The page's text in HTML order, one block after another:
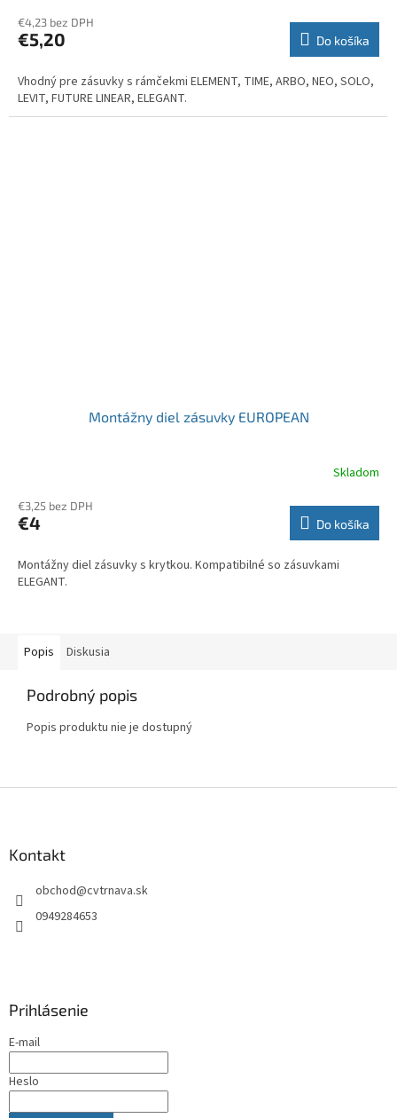
€4,23 bez DPH
€5,20 Do košíka
Vhodný pre zásuvky s rámčekmi ELEMENT, TIME, ARBO, NEO, SOLO,
LEVIT, FUTURE LINEAR, ELEGANT.
Montážny diel zásuvky EUROPEAN
Skladom
€3,25 bez DPH
€4 Do košíka
Montážny diel zásuvky s krytkou. Kompatibilné so zásuvkami
ELEGANT.
Popis Diskusia
Podrobný popis
Popis produktu nie je dostupný
Kontakt
obchod@cvtrnava.sk
0949284653
Prihlásenie
E-mail
Heslo